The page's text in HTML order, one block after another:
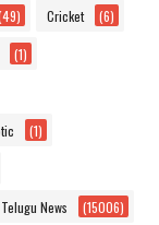
Cricket (6)
(1)
(1)
Telugu News (15006)